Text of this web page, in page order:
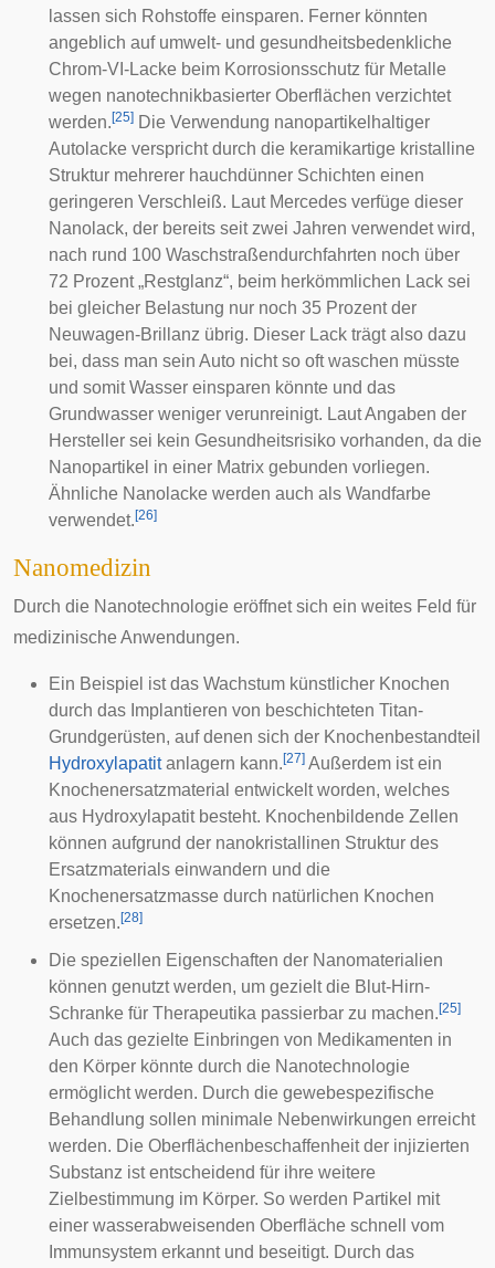
lassen sich Rohstoffe einsparen. Ferner könnten
angeblich auf umwelt- und gesundheitsbedenkliche
Chrom-VI-Lacke beim Korrosionsschutz für Metalle
wegen nanotechnikbasierter Oberflächen verzichtet
werden. [25] Die Verwendung nanopartikelhaltiger
Autolacke verspricht durch die keramikartige kristalline
Struktur mehrerer hauchdünner Schichten einen
geringeren Verschleiß. Laut Mercedes verfüge dieser
Nanolack, der bereits seit zwei Jahren verwendet wird,
nach rund 100 Waschstraßendurchfahrten noch über
72 Prozent „Restglanz“, beim herkömmlichen Lack sei
bei gleicher Belastung nur noch 35 Prozent der
Neuwagen-Brillanz übrig. Dieser Lack trägt also dazu
bei, dass man sein Auto nicht so oft waschen müsste
und somit Wasser einsparen könnte und das
Grundwasser weniger verunreinigt. Laut Angaben der
Hersteller sei kein Gesundheitsrisiko vorhanden, da die
Nanopartikel in einer Matrix gebunden vorliegen.
Ähnliche Nanolacke werden auch als Wandfarbe
verwendet. [26]
Nanomedizin
Durch die Nanotechnologie eröffnet sich ein weites Feld für
medizinische Anwendungen.
Ein Beispiel ist das Wachstum künstlicher Knochen
durch das Implantieren von beschichteten Titan-
Grundgerüsten, auf denen sich der Knochenbestandteil
Hydroxylapatitanlagern kann. [27] Außerdem ist ein
Knochenersatzmaterial entwickelt worden, welches
aus Hydroxylapatit besteht. Knochenbildende Zellen
können aufgrund der nanokristallinen Struktur des
Ersatzmaterials einwandern und die
Knochenersatzmasse durch natürlichen Knochen
ersetzen. [28]
Die speziellen Eigenschaften der Nanomaterialien
können genutzt werden, um gezielt die Blut-Hirn-
Schranke für Therapeutika passierbar zu machen. [25]
Auch das gezielte Einbringen von Medikamenten in
den Körper könnte durch die Nanotechnologie
ermöglicht werden. Durch die gewebespezifische
Behandlung sollen minimale Nebenwirkungen erreicht
werden. Die Oberflächenbeschaffenheit der injizierten
Substanz ist entscheidend für ihre weitere
Zielbestimmung im Körper. So werden Partikel mit
einer wasserabweisenden Oberfläche schnell vom
Immunsystem erkannt und beseitigt. Durch das